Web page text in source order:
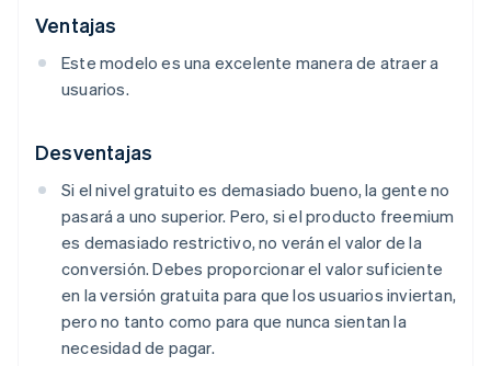
Ventajas
Este modelo es una excelente manera de atraer a
usuarios.
Desventajas
Si el nivel gratuito es demasiado bueno, la gente no
pasará a uno superior. Pero, si el producto freemium
es demasiado restrictivo, no verán el valor de la
conversión. Debes proporcionar el valor suficiente
en la versión gratuita para que los usuarios inviertan,
pero no tanto como para que nunca sientan la
necesidad de pagar.